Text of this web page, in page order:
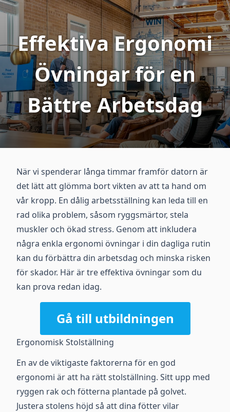
Effektiva Ergonomi
Övningar för en
Bättre Arbetsdag
När vi spenderar långa timmar framför datorn är
det lätt att glömma bort vikten av att ta hand om
vår kropp. En dålig arbetsställning kan leda till en
rad olika problem, såsom ryggsmärtor, stela
muskler och ökad stress. Genom att inkludera
några enkla ergonomi övningar i din dagliga rutin
kan du förbättra din arbetsdag och minska risken
för skador. Här är tre effektiva övningar som du
kan prova redan idag.
Gå till utbildningen
Ergonomisk Stolställning
En av de viktigaste faktorerna för en god
ergonomi är att ha rätt stolställning. Sitt upp med
ryggen rak och fötterna plantade på golvet.
Justera stolens höjd så att dina fötter vilar